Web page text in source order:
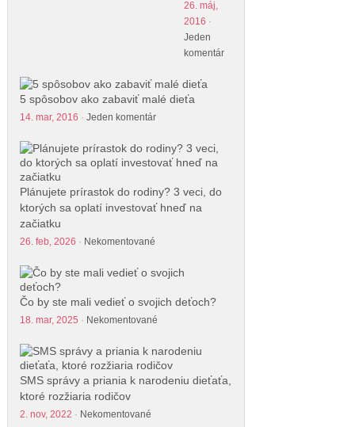
26. máj,
2016 ·
Jeden
komentár
5 spôsobov ako zabaviť malé dieťa
14. mar, 2016 · Jeden komentár
Plánujete prírastok do rodiny? 3 veci, do
ktorých sa oplatí investovať hneď na
začiatku
26. feb, 2026 · Nekomentované
Čo by ste mali vedieť o svojich deťoch?
18. mar, 2025 · Nekomentované
SMS správy a priania k narodeniu dieťaťa,
ktoré rozžiaria rodičov
2. nov, 2022 · Nekomentované